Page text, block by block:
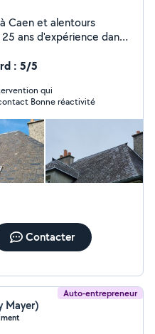
Caen et alentours
ans d'expérience dans
traditionnelle,
pose de Velux,
et traitement de
: écoute attentive,
et respect des délais.
complète, on
! Devis gratuit
Décennale
: 5/5
qui
Bonne réactivité
Contacter
Auto-entrepreneur
Mayer)